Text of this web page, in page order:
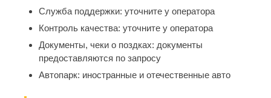
Служба поддержки: уточните у оператора
Контроль качества: уточните у оператора
Документы, чеки о поздках: документы
предоставляются по запросу
Автопарк: иностранные и отечественные авто